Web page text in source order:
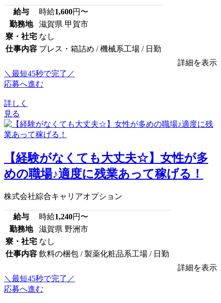
給与 時給1,600円〜
勤務地
滋賀県 甲賀市
寮・社宅 なし
仕事内容 プレス・箱詰め / 機械系工場 / 日勤
詳細を表示
＼最短45秒で完了／
応募へ進む
詳しく
見る
【経験がなくても大丈夫☆】女性が多
めの職場♪適度に残業あって稼げる！
株式会社綜合キャリアオプション
給与 時給1,240円〜
勤務地
滋賀県 野洲市
寮・社宅 なし
仕事内容 飲料の梱包 / 製薬化粧品系工場 / 日勤
詳細を表示
＼最短45秒で完了／
応募へ進む